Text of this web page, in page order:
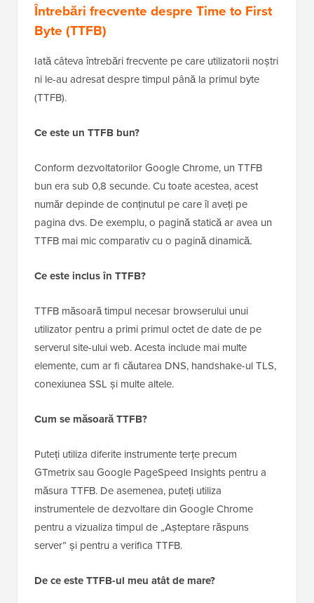
Întrebări frecvente despre Time to First
Byte (TTFB)
Iată câteva întrebări frecvente pe care utilizatorii noștri
ni le-au adresat despre timpul până la primul byte
(TTFB).
Ce este un TTFB bun?
Conform dezvoltatorilor Google Chrome, un TTFB
bun era sub 0,8 secunde. Cu toate acestea, acest
număr depinde de conținutul pe care îl aveți pe
pagina dvs. De exemplu, o pagină statică ar avea un
TTFB mai mic comparativ cu o pagină dinamică.
Ce este inclus în TTFB?
TTFB măsoară timpul necesar browserului unui
utilizator pentru a primi primul octet de date de pe
serverul site-ului web. Acesta include mai multe
elemente, cum ar fi căutarea DNS, handshake-ul TLS,
conexiunea SSL și multe altele.
Cum se măsoară TTFB?
Puteți utiliza diferite instrumente terțe precum
GTmetrix sau Google PageSpeed Insights pentru a
măsura TTFB. De asemenea, puteți utiliza
instrumentele de dezvoltare din Google Chrome
pentru a vizualiza timpul de „Așteptare răspuns
server” și pentru a verifica TTFB.
De ce este TTFB-ul meu atât de mare?